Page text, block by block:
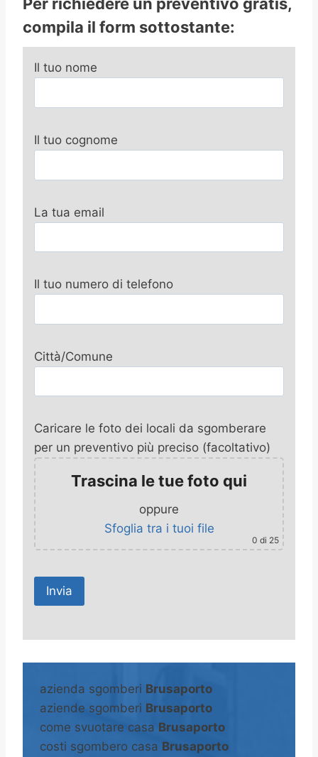
Per richiedere un preventivo gratis,
compila il form sottostante:
Il tuo nome
Il tuo cognome
La tua email
Il tuo numero di telefono
Città/Comune
Caricare le foto dei locali da sgomberare
per un preventivo più preciso (facoltativo)
Trascina le tue foto qui
oppure
Sfoglia tra i tuoi file
0 di 25
A
e
n
a
azienda sgomberi Brusaporto
aziende sgomberi Brusaporto
come svuotare casa Brusaporto
costi sgombero casa Brusaporto